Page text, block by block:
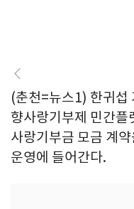
(춘천=뉴스1) 한귀섭
향사랑기부제 민간
사랑기부금 모금 계
운영에 들어간다.